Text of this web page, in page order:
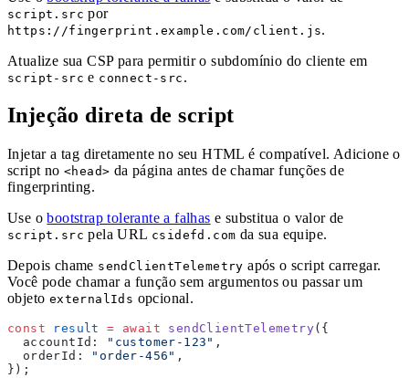
script.src por
https://fingerprint.example.com/client.js.
Atualize sua CSP para permitir o subdomínio do cliente em
script-src e connect-src .
Injeção direta de script
Injetar a tag diretamente no seu HTML é compatível. Adicione o
script no<head> da página antes de chamar funções de
fingerprinting.
Use obootstrap tolerante a falhas e substitua o valor de
script.src pela URL csidefd.com da sua equipe.
Depois chame sendClientTelemetry após o script carregar.
Você pode chamar a função sem argumentos ou passar um
objeto externalIds opcional.
const result = await sendClientTelemetry({
  accountId:
"customer-123" ,
  orderId:
"order-456" ,
});